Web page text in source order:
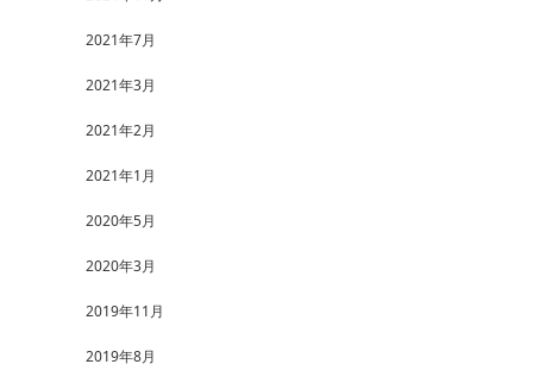
2021年7月
2021年3月
2021年2月
2021年1月
2020年5月
2020年3月
2019年11月
2019年8月